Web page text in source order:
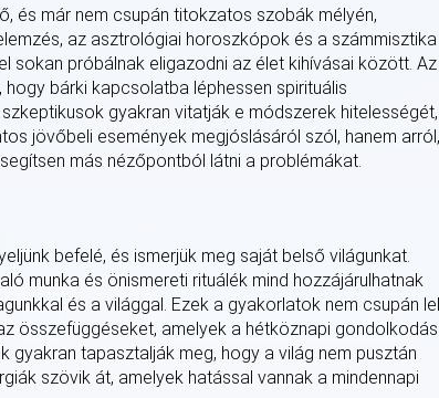
és már nem csupán titokzatos szobák mélyén,
az asztrológiai horoszkópok és a számmisztika
sokan próbálnak eligazodni az élet kihívásai között. Az
bárki kapcsolatba léphessen spirituális
gyakran vitatják e módszerek hitelességét,
jövőbeli események megjóslásáról szól, hanem arról,
más nézőpontból látni a problémákat.
befelé, és ismerjük meg saját belső világunkat.
munka és önismereti rituálék mind hozzájárulhatnak
és a világgal. Ezek a gyakorlatok nem csupán
összefüggéseket, amelyek a hétköznapi gondolkodás
gyakran tapasztalják meg, hogy a világ nem pusztán
szövik át, amelyek hatással vannak a mindennapi